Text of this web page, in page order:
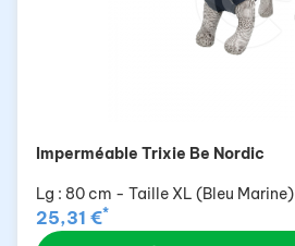
Imperméable Trixie Be Nordic
Lg : 80 cm - Taille XL (Bleu Marine)
25,31 €*